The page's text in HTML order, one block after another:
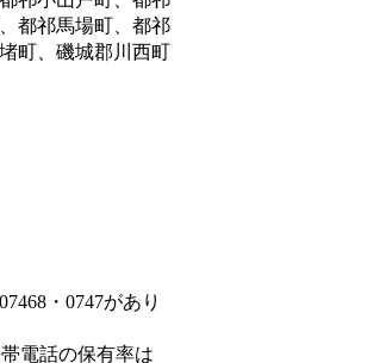
都祁馬場町、都祁
町、磯城郡川西町
・0747があり
電話の保有率は